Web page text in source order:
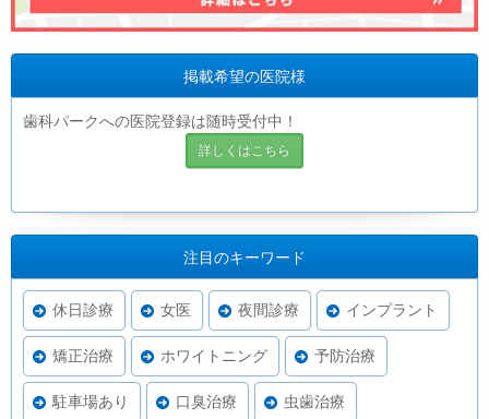
掲載希望の医院様
歯科パークへの医院登録は随時受付中！
詳しくはこちら
注目のキーワード
休日診療 女医 夜間診療 インプラント
矯正治療 ホワイトニング 予防治療
駐車場あり 口臭治療 虫歯治療